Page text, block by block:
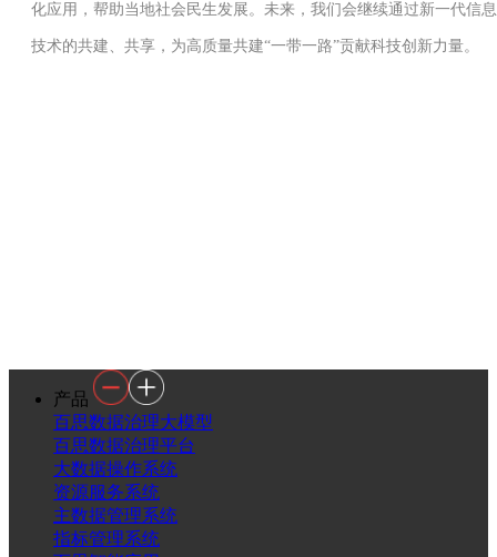
化应用，帮助当地社会民生发展。未来，我们会继续通过新一代信息
技术的共建、共享，为高质量共建“一带一路”贡献科技创新力量。
产品
百思数据治理大模型
百思数据治理平台
大数据操作系统
资源服务系统
主数据管理系统
指标管理系统